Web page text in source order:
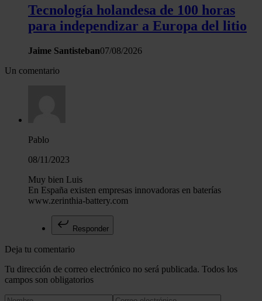
Tecnología holandesa de 100 horas
para independizar a Europa del litio
Jaime Santisteban07/08/2026
Un comentario
Pablo
08/11/2023
Muy bien Luis
En España existen empresas innovadoras en baterías
www.zerinthia-battery.com
Responder
Deja tu comentario
Tu dirección de correo electrónico no será publicada. Todos los
campos son obligatorios